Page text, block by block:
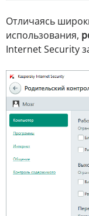
Отличаясь
использования,
Internet Security